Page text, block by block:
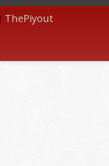
ThePiyout